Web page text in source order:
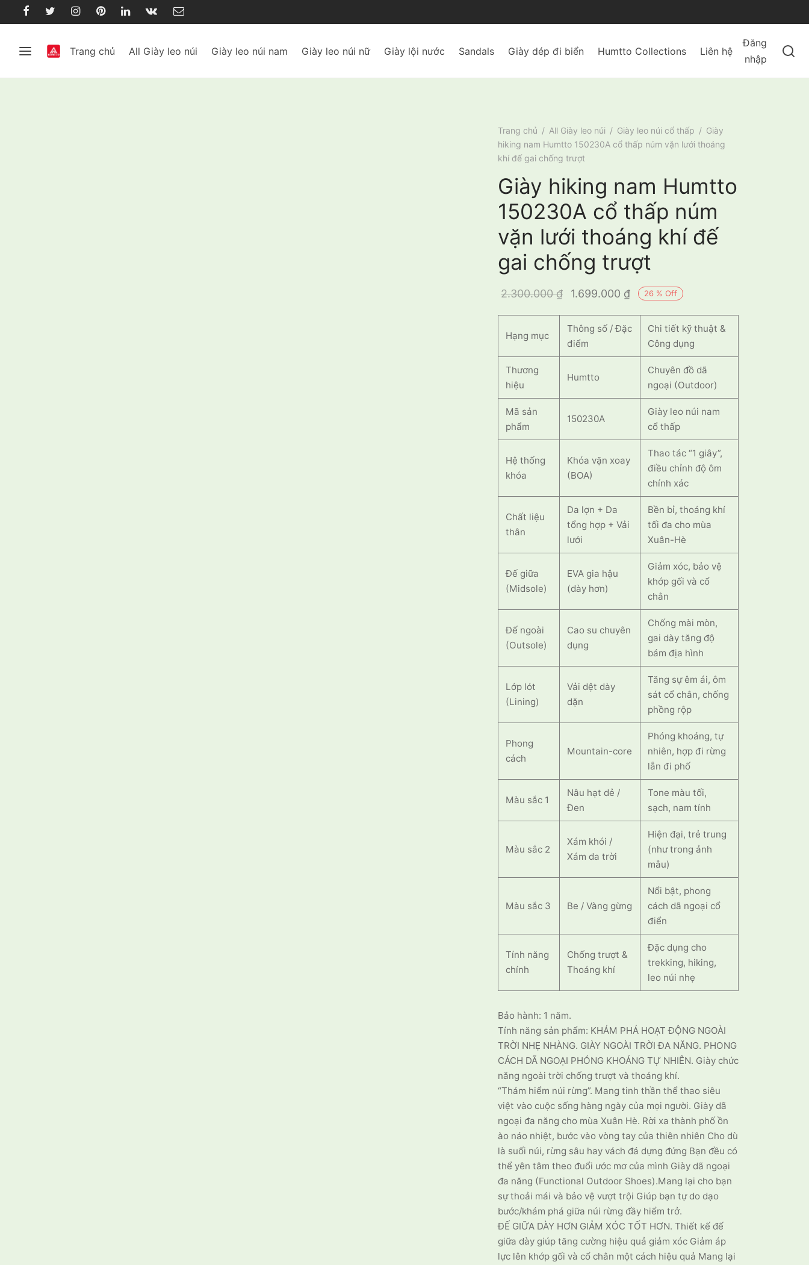
Trang chủ All Giày leo núi Giày leo núi nam Giày leo núi nữ Giày lội nước Sandals Giày dép đi biển Humtto Collections Liên hệ
Đăng
nhập
Trang chủ / All Giày leo núi / Giày leo núi cổ thấp / Giày
hiking nam Humtto 150230A cổ thấp núm vặn lưới thoáng
khí đế gai chống trượt
Giày hiking nam Humtto
150230A cổ thấp núm
vặn lưới thoáng khí đế
gai chống trượt
26 % Off
2.300.000₫
Giá gốc là:
1.699.000 ₫ Giá hiện tại
1.699.000 ₫.
Hạng mục
Thông số / Đặc
điểm
Chi tiết kỹ thuật &
Công dụng
Thương
hiệu
Humtto
Chuyên đồ dã
ngoại (Outdoor)
Mã sản
phẩm
150230A
Giày leo núi nam
cổ thấp
Hệ thống
khóa
Khóa vặn xoay
(BOA)
Thao tác “1 giây”,
điều chỉnh độ ôm
chính xác
Chất liệu
thân
Da lợn + Da
tổng hợp + Vải
lưới
Bền bỉ, thoáng khí
tối đa cho mùa
Xuân-Hè
Đế giữa
(Midsole)
EVA gia hậu
(dày hơn)
Giảm xóc, bảo vệ
khớp gối và cổ
chân
Đế ngoài
(Outsole)
Cao su chuyên
dụng
Chống mài mòn,
gai dày tăng độ
bám địa hình
Lớp lót
(Lining)
Vải dệt dày
dặn
Tăng sự êm ái, ôm
sát cổ chân, chống
phồng rộp
Phong
cách
Mountain-core
Phóng khoáng, tự
nhiên, hợp đi rừng
lẫn đi phố
Màu sắc 1
Nâu hạt dẻ /
Đen
Tone màu tối,
sạch, nam tính
Màu sắc 2
Xám khói /
Xám da trời
Hiện đại, trẻ trung
(như trong ảnh
mẫu)
Màu sắc 3 Be / Vàng gừng
Nổi bật, phong
cách dã ngoại cổ
điển
Tính năng
chính
Chống trượt &
Thoáng khí
Đặc dụng cho
trekking, hiking,
leo núi nhẹ
Bảo hành: 1 năm.
Tính năng sản phẩm: KHÁM PHÁ HOẠT ĐỘNG NGOÀI
TRỜI NHẸ NHÀNG. GIÀY NGOÀI TRỜI ĐA NĂNG. PHONG
CÁCH DÃ NGOẠI PHÓNG KHOÁNG TỰ NHIÊN. Giày chức
năng ngoài trời chống trượt và thoáng khí.
“Thám hiểm núi rừng”. Mang tinh thần thể thao siêu
việt vào cuộc sống hàng ngày của mọi người. Giày dã
ngoại đa năng cho mùa Xuân Hè. Rời xa thành phố ồn
ào náo nhiệt, bước vào vòng tay của thiên nhiên Cho dù
là suối núi, rừng sâu hay vách đá dựng đứng Bạn đều có
thể yên tâm theo đuổi ước mơ của mình Giày dã ngoại
đa năng (Functional Outdoor Shoes).Mang lại cho bạn
sự thoải mái và bảo vệ vượt trội Giúp bạn tự do dạo
bước/khám phá giữa núi rừng đầy hiểm trở.
ĐẾ GIỮA DÀY HƠN GIẢM XÓC TỐT HƠN. Thiết kế đế
giữa dày giúp tăng cường hiệu quả giảm xóc Giảm áp
lực lên khớp gối và cổ chân một cách hiệu quả Mang lại